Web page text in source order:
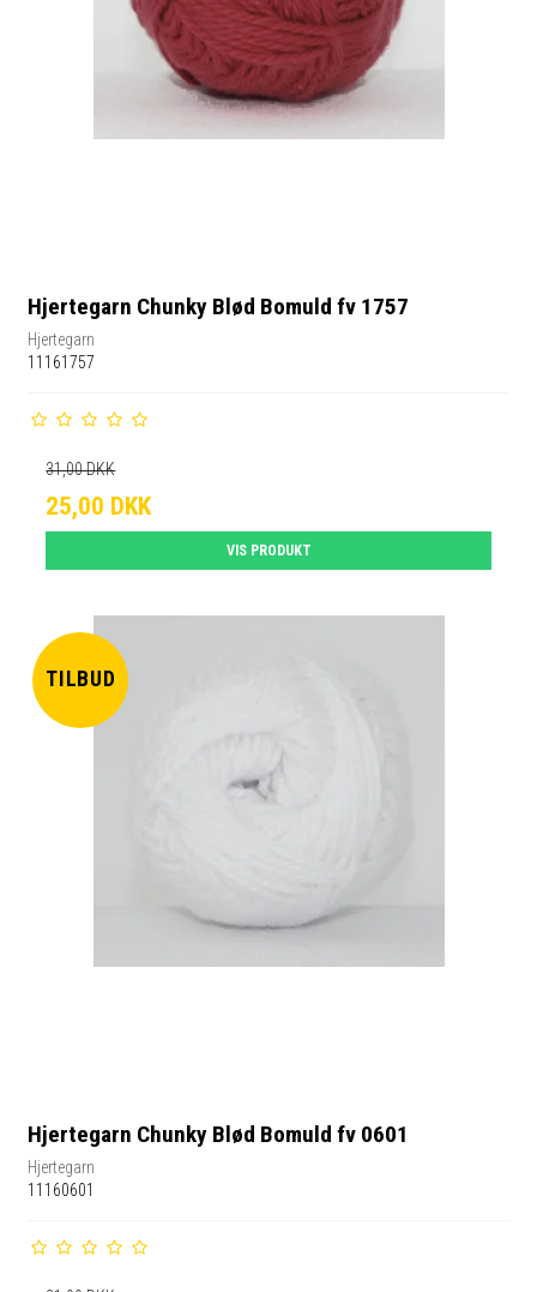
Hjertegarn Chunky Blød Bomuld fv 1757
Hjertegarn
11161757
31,00 DKK
25,00 DKK
VIS PRODUKT
TILBUD
Hjertegarn Chunky Blød Bomuld fv 0601
Hjertegarn
11160601